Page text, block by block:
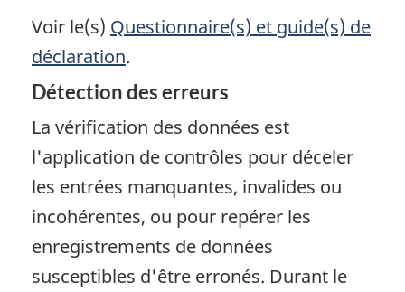
Voir le(s) Questionnaire(s) et guide(s) de
déclaration.
Détection des erreurs
La vérification des données est
l'application de contrôles pour déceler
les entrées manquantes, invalides ou
incohérentes, ou pour repérer les
enregistrements de données
susceptibles d'être erronés. Durant le